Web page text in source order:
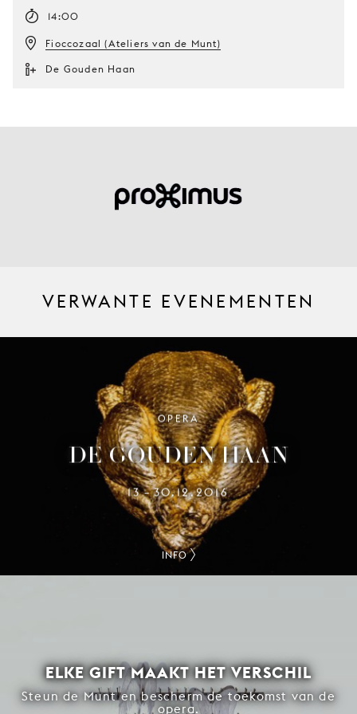
14:00
Fioccozaal (Ateliers van de Munt)
De Gouden Haan
VERWANTE EVENEMENTEN
OPERA
DE GOUDEN HAAN
13–30.12.2016
INFO
ELKE GIFT MAAKT HET VERSCHIL
Steun de Munt en bescherm de toekomst van de
opera.